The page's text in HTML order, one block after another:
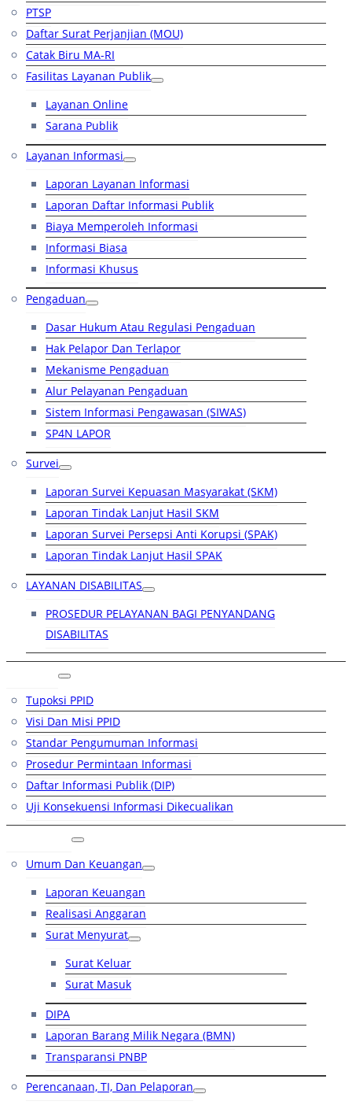
PTSP
Daftar Surat Perjanjian (MOU)
Catak Biru MA-RI
Fasilitas Layanan Publik
Layanan Online
Sarana Publik
Layanan Informasi
Laporan Layanan Informasi
Laporan Daftar Informasi Publik
Biaya Memperoleh Informasi
Informasi Biasa
Informasi Khusus
Pengaduan
Dasar Hukum Atau Regulasi Pengaduan
Hak Pelapor Dan Terlapor
Mekanisme Pengaduan
Alur Pelayanan Pengaduan
Sistem Informasi Pengawasan (SIWAS)
SP4N LAPOR
Survei
Laporan Survei Kepuasan Masyarakat (SKM)
Laporan Tindak Lanjut Hasil SKM
Laporan Survei Persepsi Anti Korupsi (SPAK)
Laporan Tindak Lanjut Hasil SPAK
LAYANAN DISABILITAS
PROSEDUR PELAYANAN BAGI PENYANDANG
DISABILITAS
Tupoksi PPID
Visi Dan Misi PPID
Standar Pengumuman Informasi
Prosedur Permintaan Informasi
Daftar Informasi Publik (DIP)
Uji Konsekuensi Informasi Dikecualikan
Umum Dan Keuangan
Laporan Keuangan
Realisasi Anggaran
Surat Menyurat
Surat Keluar
Surat Masuk
DIPA
Laporan Barang Milik Negara (BMN)
Transparansi PNBP
Perencanaan, TI, Dan Pelaporan